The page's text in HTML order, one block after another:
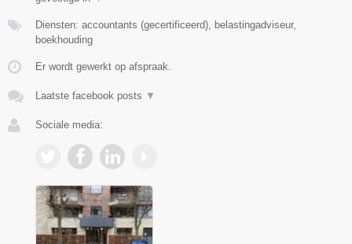
Diensten: accountants (gecertificeerd), belastingadviseur,
boekhouding
Er wordt gewerkt op afspraak.
Laatste facebook posts ▼
Sociale media: